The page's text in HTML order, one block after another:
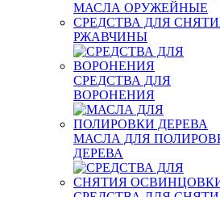
МАСЛА ОРУЖЕЙНЫЕ
СРЕДСТВА ДЛЯ
РЖАВЧИНЫ
СРЕДСТВА ДЛЯ
ВОРОНЕНИЯ
МАСЛА ДЛЯ
ДЕРЕВА